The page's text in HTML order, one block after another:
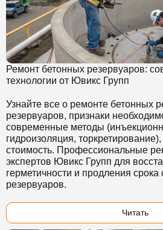
Ремонт бетонных резервуаров:
технологии от Ювикс Групп
Узнайте все о ремонте бетонных
резервуаров, признаки
современные методы
гидроизоляция,
стоимость. Профессиональные
экспертов Ювикс Групп для
герметичности и продления
резервуаров.
Читать